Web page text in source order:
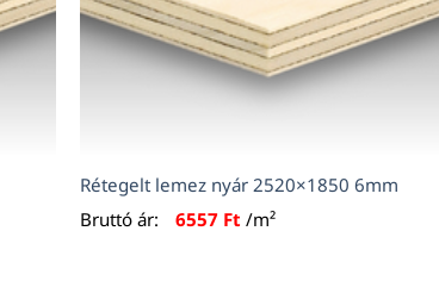
Rétegelt lemez nyár 2520×1850 6mm
Bruttó ár:
6557 Ft /m²